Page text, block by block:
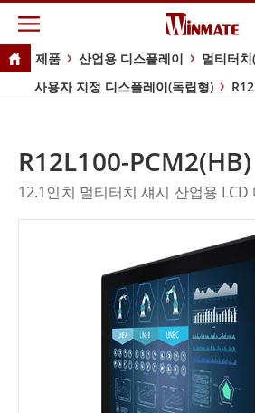
제품 산업용 디스플레이
멀티터치
사용자 지정 디스플레이(독립형)
R12L100-PCM2(HB)
12.1인치 멀티터치 섀시 산업용 LCD